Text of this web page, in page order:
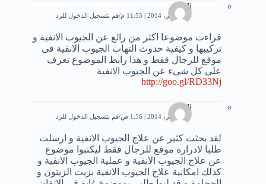
Ali
16 نوفمبر، 2014 | 11:53 م قم بتسجيل الدخول للرد
قراءت موضوعا اكثر من رائع عن الجيوب الانفية و
تركيبها و كيفية حدوث التهاب الجيوب الانفية فى
موقع للرجال فقط و هذا رابط الموضوع تعرف
على كل شىء عن الجيوب الانفية
http://goo.gl/RD33Nj
Ali
17 نوفمبر، 2014 | 1:56 ص قم بتسجيل الدخول للرد
لقد بحثت كثير عن علاج الجيوب الانفية و ارسلت
طلبا لادرارة موقع للرجال فقط ليكتبوا موضوع
عن علاج الجيوب الانفية و عملية الجيوب الانفية و
كذلك امكانية علاج الجيوب الانفية بزيت الزيتون و